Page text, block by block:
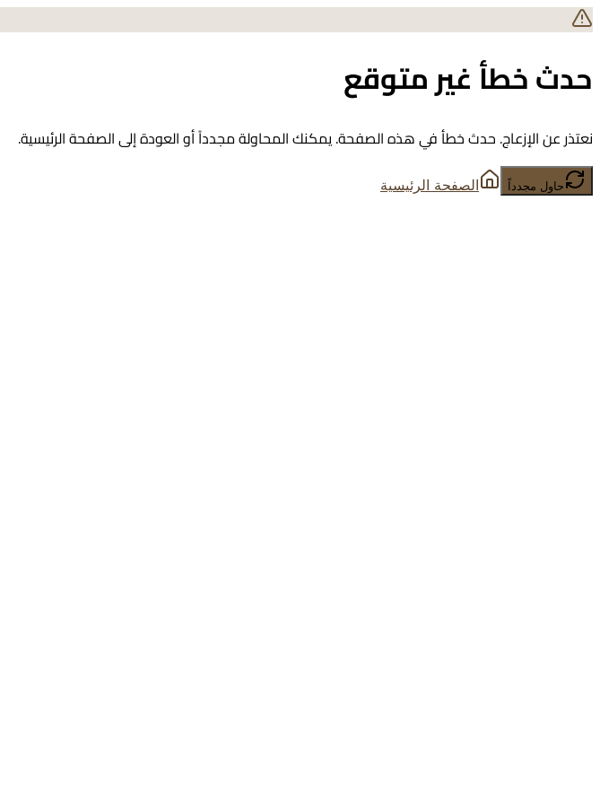
حدث خطأ غير متوقع
نعتذر عن الإزعاج. حدث خطأ في هذه الصفحة. يمكنك المحاولة مجدداً أو العودة إلى الصفحة الرئيسية.
حاول مجدداً الصفحة الرئيسية